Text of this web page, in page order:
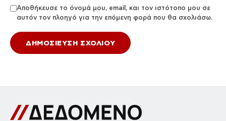
Αποθήκευσε το όνομά μου, email, και τον ιστότοπο μου σε
αυτόν τον πλοηγό για την επόμενη φορά που θα σχολιάσω.